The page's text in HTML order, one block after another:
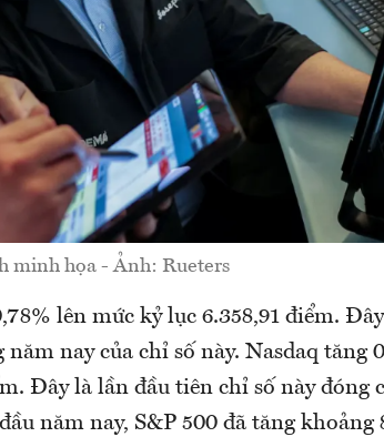
minh họa - Ảnh: Rueters
lên mức kỷ lục 6.358,91 điểm.
nay của chỉ số này. Nasdaq tăng
Đây là lần đầu tiên chỉ số này đóng
năm nay, S&P 500 đã tăng khoảng